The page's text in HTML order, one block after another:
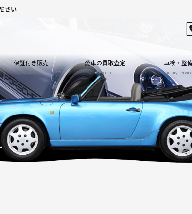
さい
保証付き販売
warranty
愛車の買取査定
trade in
車検・整
factory service